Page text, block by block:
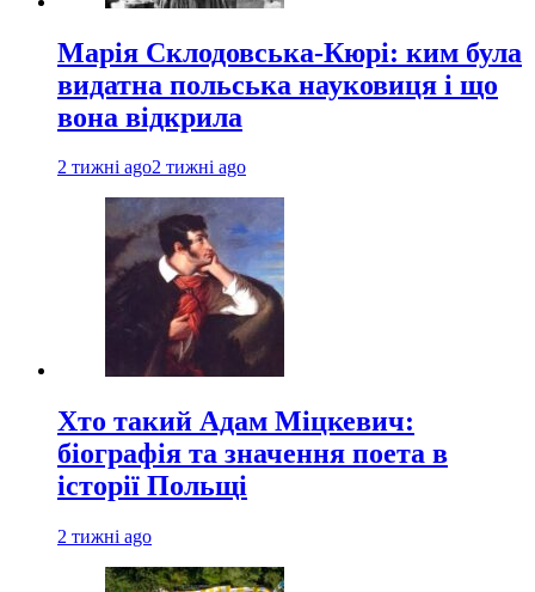
Марія Склодовська-Кюрі: ким була
видатна польська науковиця і що
вона відкрила
2 тижні ago2 тижні ago
Хто такий Адам Міцкевич:
біографія та значення поета в
історії Польщі
2 тижні ago